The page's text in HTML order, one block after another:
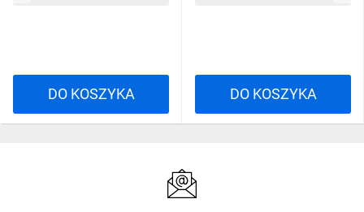
DO KOSZYKA DO KOSZYKA